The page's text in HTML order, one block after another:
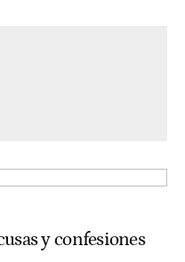
y confesiones